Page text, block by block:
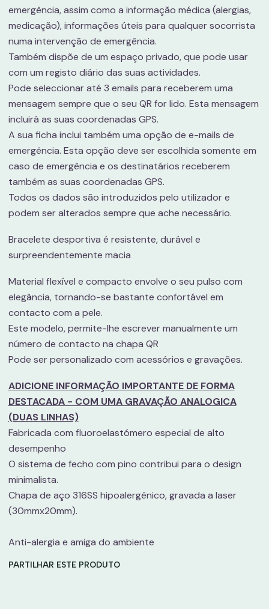
emergência, assim como a informação médica (alergias,
medicação), informações úteis para qualquer socorrista
numa intervenção de emergência.
Também dispõe de um espaço privado, que pode usar
com um registo diário das suas actividades.
Pode seleccionar até 3 emails para receberem uma
mensagem sempre que o seu QR for lido. Esta mensagem
incluirá as suas coordenadas GPS.
A sua ficha inclui também uma opção de e-mails de
emergência. Esta opção deve ser escolhida somente em
caso de emergência e os destinatários receberem
também as suas coordenadas GPS.
Todos os dados são introduzidos pelo utilizador e
podem ser alterados sempre que ache necessário.
Bracelete desportiva é resistente, durável e
surpreendentemente macia
Material flexível e compacto envolve o seu pulso com
elegância, tornando-se bastante confortável em
contacto com a pele.
Este modelo, permite-lhe escrever manualmente um
número de contacto na chapa QR
Pode ser personalizado com acessórios e gravações.
ADICIONE INFORMAÇÃO IMPORTANTE DE FORMA
DESTACADA - COM UMA GRAVAÇÃO ANALOGICA
(DUAS LINHAS)
Fabricada com fluoroelastómero especial de alto
desempenho
O sistema de fecho com pino contribui para o design
minimalista.
Chapa de aço 316SS hipoalergênico, gravada a laser
(30mmx20mm).
Anti-alergia e amiga do ambiente
PARTILHAR ESTE PRODUTO